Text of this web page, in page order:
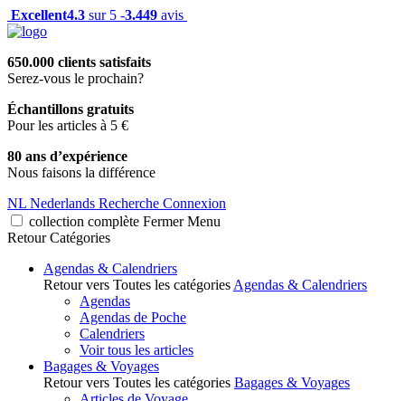
Excellent4.3 sur 5 -3.449 avis
650.000 clients satisfaits
Serez-vous le prochain?
Échantillons gratuits
Pour les articles à 5 €
80 ans d’expérience
Nous faisons la différence
NL Nederlands Recherche Connexion
collection complète Fermer Menu
Retour Catégories
Agendas & Calendriers
Retour vers Toutes les catégories Agendas & Calendriers
Agendas
Agendas de Poche
Calendriers
Voir tous les articles
Bagages & Voyages
Retour vers Toutes les catégories Bagages & Voyages